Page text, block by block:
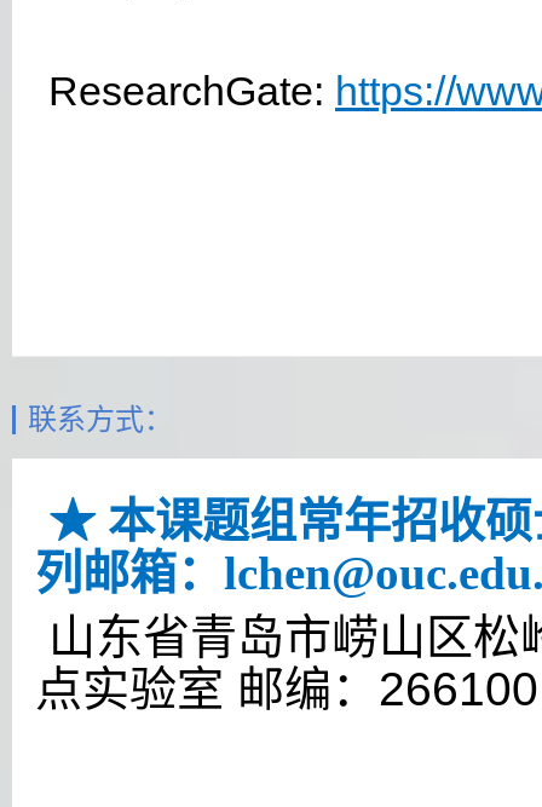
ResearchGate: https://
联系方式：
★ 本课题组常年招收硕
列邮箱：
山东省青岛市崂山区
点实验室 邮编：266100